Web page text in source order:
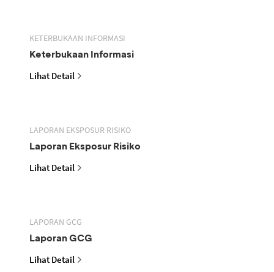
KETERBUKAAN INFORMASI
Keterbukaan Informasi
Lihat Detail
LAPORAN EKSPOSUR RISIKO
Laporan Eksposur Risiko
Lihat Detail
LAPORAN GCG
Laporan GCG
Lihat Detail